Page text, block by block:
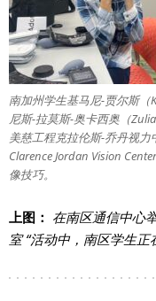
南加州学生基马尼-贾尔斯（
尼斯-拉莫斯-奥卡西奥（
美慈工程克拉伦斯-乔丹视力
Clarence Jordan Vision
像技巧。
上图： 在南区通信中心
室 “活动中，南区学生